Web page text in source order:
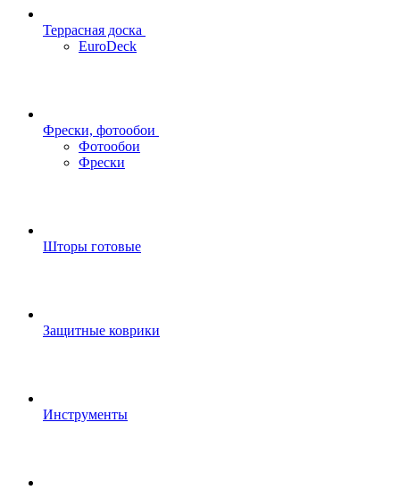
Террасная доска
EuroDeck
Фрески, фотообои
Фотообои
Фрески
Шторы готовые
Защитные коврики
Инструменты